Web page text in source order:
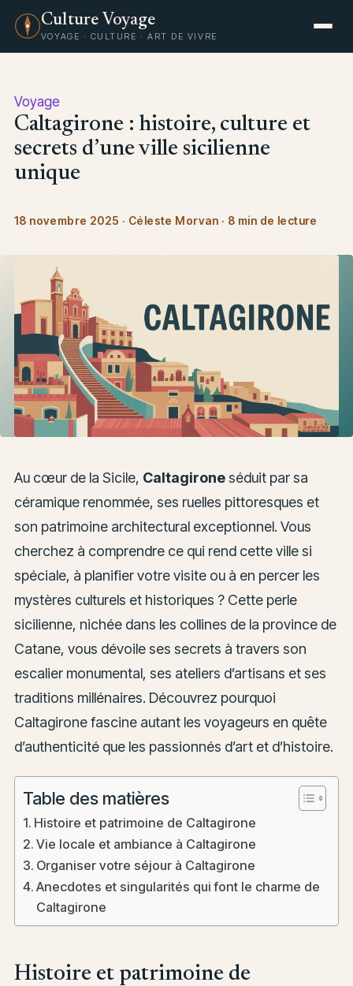
Culture Voyage
VOYAGE · CULTURE · ART DE VIVRE
Voyage
Caltagirone : histoire, culture et
secrets d’une ville sicilienne
unique
18 novembre 2025 · Céleste Morvan · 8 min de lecture
Au cœur de la Sicile, Caltagironeséduit par sa
céramique renommée, ses ruelles pittoresques et
son patrimoine architectural exceptionnel. Vous
cherchez à comprendre ce qui rend cette ville si
spéciale, à planifier votre visite ou à en percer les
mystères culturels et historiques ? Cette perle
sicilienne, nichée dans les collines de la province de
Catane, vous dévoile ses secrets à travers son
escalier monumental, ses ateliers d’artisans et ses
traditions millénaires. Découvrez pourquoi
Caltagirone fascine autant les voyageurs en quête
d’authenticité que les passionnés d’art et d’histoire.
Table des matières
Histoire et patrimoine de Caltagirone
Vie locale et ambiance à Caltagirone
Organiser votre séjour à Caltagirone
Anecdotes et singularités qui font le charme de
Caltagirone
Histoire et patrimoine de